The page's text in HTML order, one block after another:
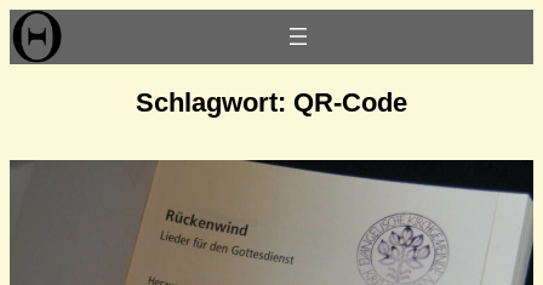
Zum
Inhalt
Schlagwort: QR-Code